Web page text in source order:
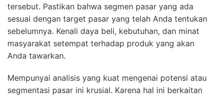
tersebut. Pastikan bahwa segmen pasar yang ada
sesuai dengan target pasar yang telah Anda tentukan
sebelumnya. Kenali daya beli, kebutuhan, dan minat
masyarakat setempat terhadap produk yang akan
Anda tawarkan.
Mempunyai analisis yang kuat mengenai potensi atau
segmentasi pasar ini krusial. Karena hal ini berkaitan